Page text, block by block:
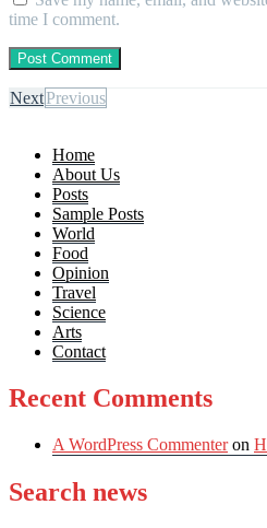
time I comment.
NextPrevious
Home
About Us
Posts
Sample Posts
World
Food
Opinion
Travel
Science
Arts
Contact
Recent Comments
A WordPress Commenteron
Search news